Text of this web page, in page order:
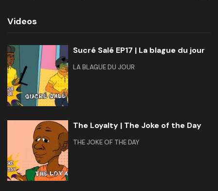
Videos
Sucré Salé EP17 | La blague du jour
LA BLAGUE DU JOUR
The Loyalty | The Joke of the Day
THE JOKE OF THE DAY